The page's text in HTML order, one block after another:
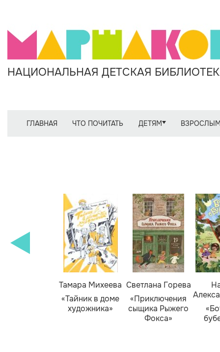
НАЦИОНАЛЬНАЯ ДЕТСКАЯ
ГЛАВНАЯ ЧТО ПОЧИТАТЬ ДЕТЯМ
Тамара Михеева
«Тайник в доме
художника»
Светлана Горева
«Приключения
сыщика Рыжего
Фокса»